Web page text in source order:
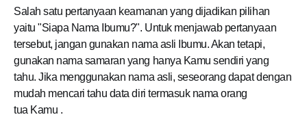
Salah satu pertanyaan keamanan yang dijadikan pilihan
yaitu "Siapa Nama Ibumu?". Untuk menjawab pertanyaan
tersebut, jangan gunakan nama asli Ibumu. Akan tetapi,
gunakan nama samaran yang hanya Kamusendiri yang
tahu. Jika menggunakan nama asli, seseorang dapat dengan
mudah mencari tahu data diri termasuk nama orang
tua Kamu .